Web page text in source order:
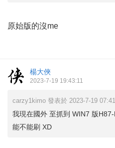
原始版的沒me
楊大俠
2023-7-19 19:43:11
carzy1kimo 發表於 2023-7-19
我現在國外 至抓到 WIN7 版
能不能刷 XD